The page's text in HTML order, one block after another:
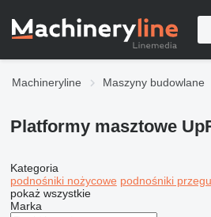
Machineryline Maszyny budowlane
Platformy masztowe
Kategoria
podnośniki nożycowe podnośniki
pokaż wszystkie
Marka